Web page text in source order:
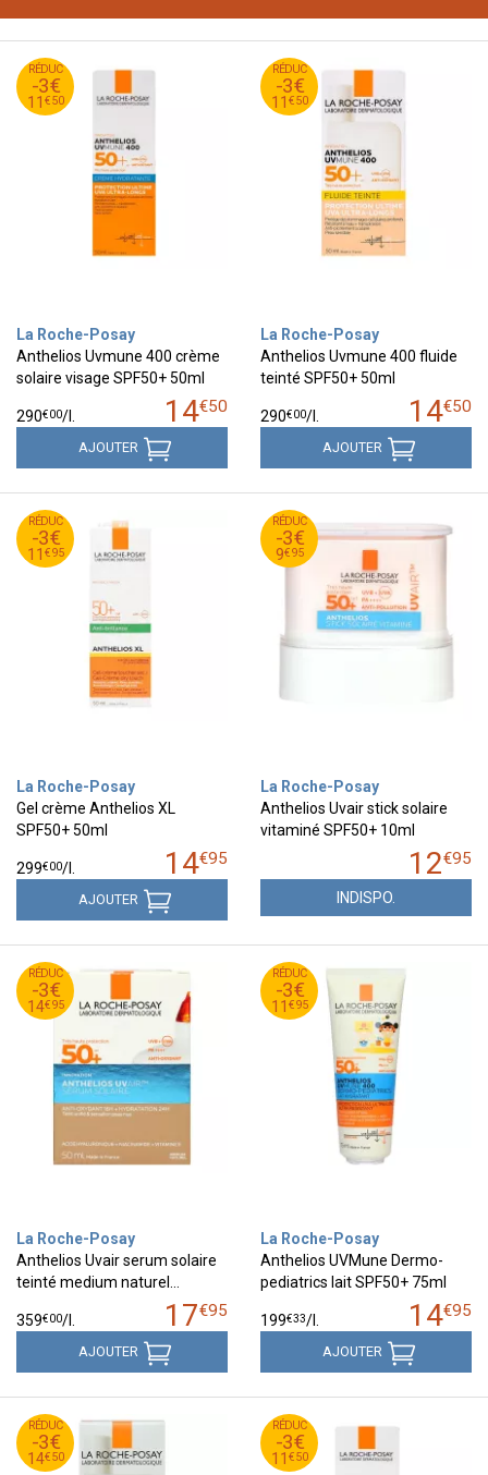
RÉDUC
-3€
11 €50
14
€
50
11
€
50
La Roche-Posay
Anthelios Uvmune 400 crème
solaire visage SPF50+ 50ml
14€50
290€00/
AJOUTER
RÉDUC
-3€
11 €50
14
€
50
11
€
50
La Roche-Posay
Anthelios Uvmune 400 fluide
teinté SPF50+ 50ml
14€50
290€00/
AJOUTER
RÉDUC
-3€
11 €95
14
€
95
11
€
95
La Roche-Posay
Gel crème Anthelios XL
SPF50+ 50ml
14€95
299€00/
AJOUTER
RÉDUC
-3€
9€95
12
€
95
9
€
95
La Roche-Posay
Anthelios Uvair stick solaire
vitaminé SPF50+ 10ml
12€95
INDISPO.
RÉDUC
-3€
14€95
17
€
95
14
€
95
La Roche-Posay
Anthelios Uvair serum solaire
teinté medium naturel…
17€95
359€00/
AJOUTER
RÉDUC
-3€
11 €95
14
€
95
11
€
95
La Roche-Posay
Anthelios UVMune Dermo-
pediatrics lait SPF50+ 75ml
14€95
199€33/
AJOUTER
RÉDUC
-3€
14€50
17
€
50
14
€
50
RÉDUC
-3€
11 €50
14
€
50
11
€
50